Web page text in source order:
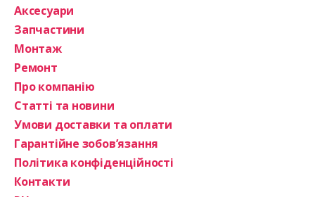
Аксесуари
Запчастини
Монтаж
Ремонт
Про компанію
Статті та новини
Умови доставки та оплати
Гарантійне зобов’язання
Політика конфіденційності
Контакти